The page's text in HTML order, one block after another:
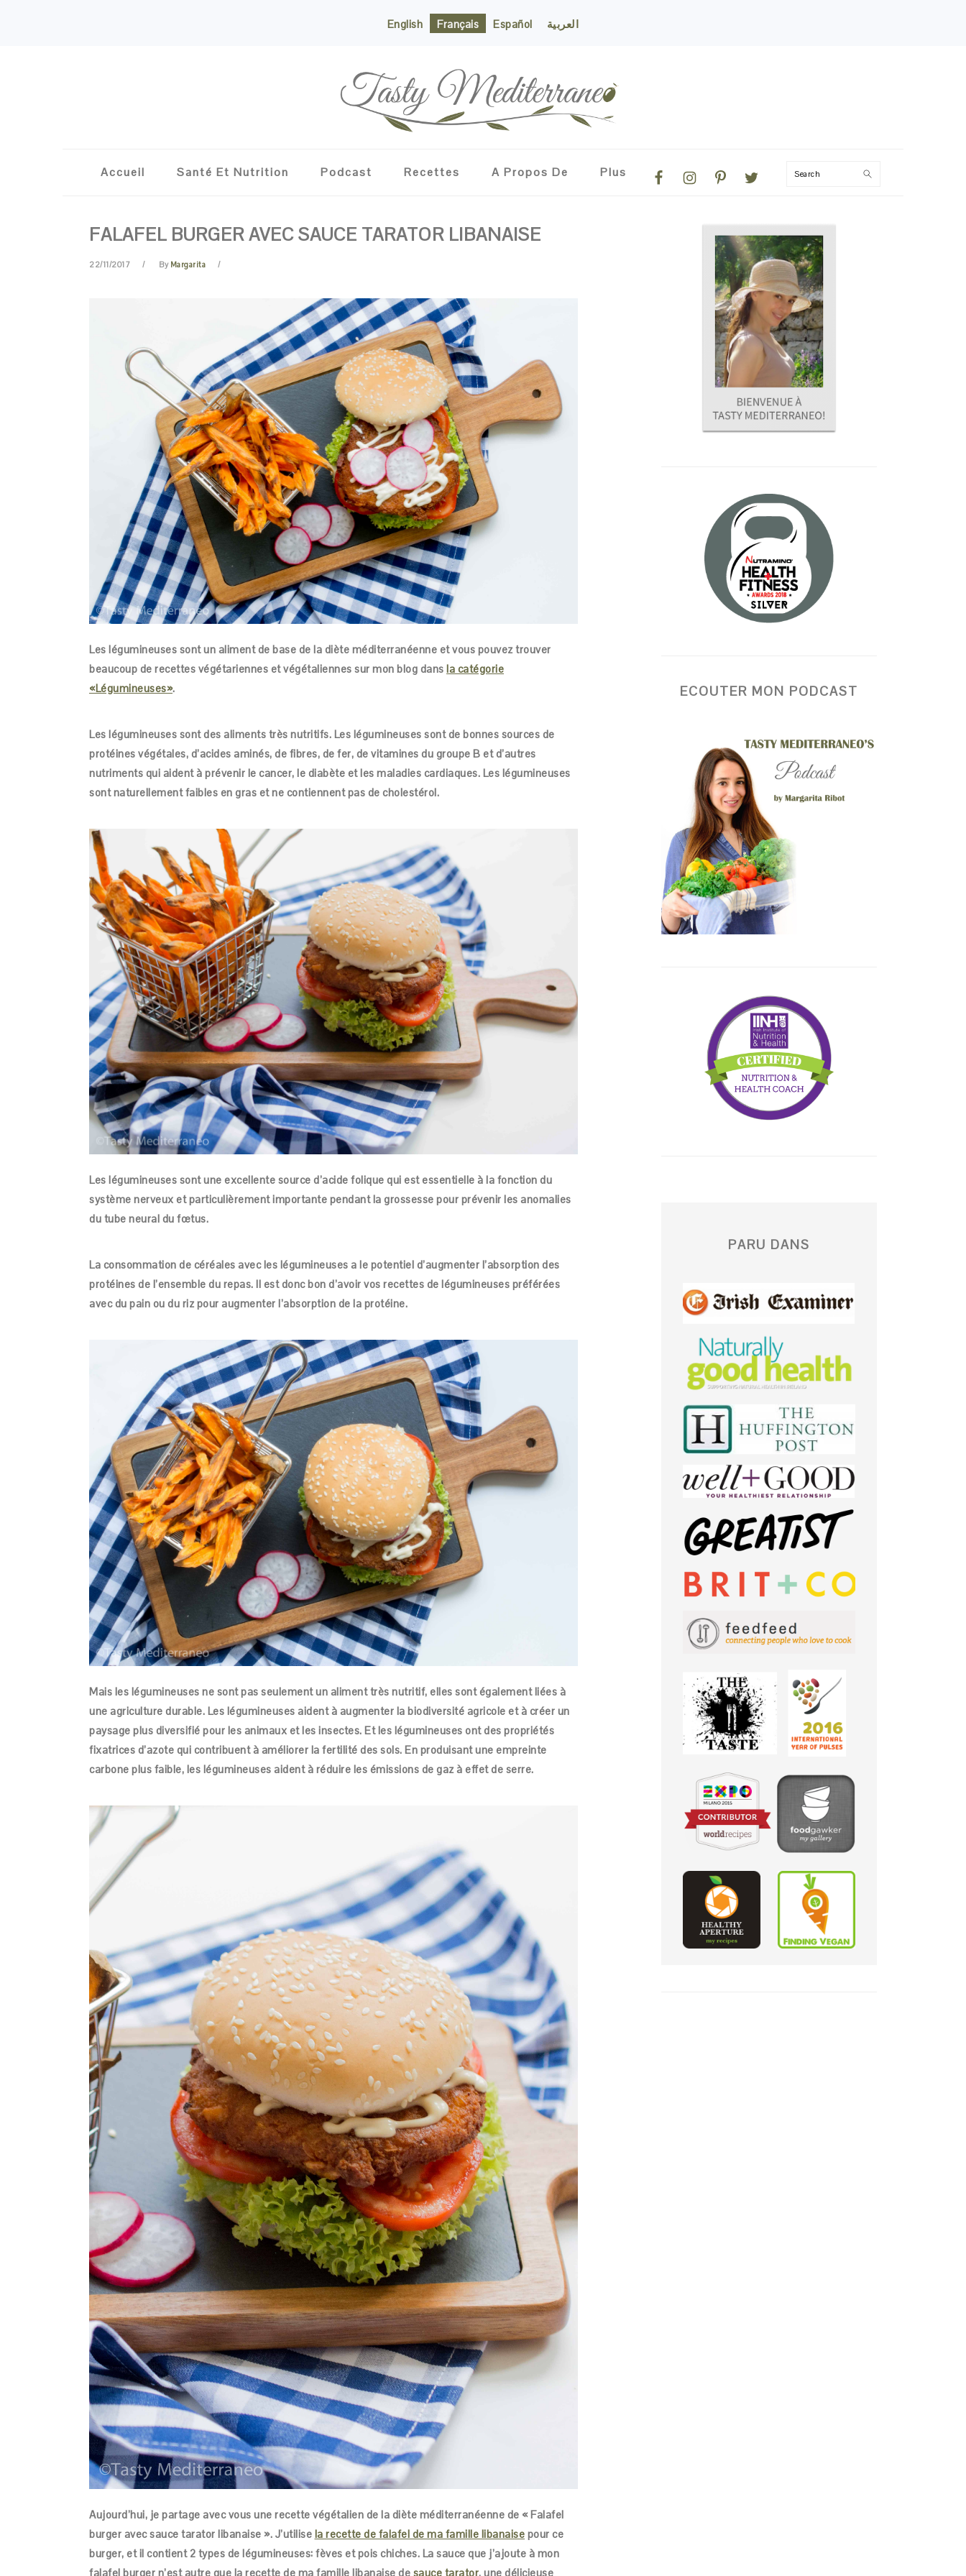
English Français Español العربية
Accueil Santé Et Nutrition Podcast Recettes A Propos De Plus
NAVIGATION
MENU:
Search
FALAFEL BURGER AVEC SAUCE TARATOR LIBANAISE
22/11/2017 By Margarita
Les légumineuses sont un aliment de base de la diète méditerranéenne et vous pouvez trouver
beaucoup de recettes végétariennes et végétaliennes sur mon blog dans la catégorie
«Légumineuses».
Les légumineuses sont des aliments très nutritifs. Les légumineuses sont de bonnes sources de
protéines végétales, d’acides aminés, de fibres, de fer, de vitamines du groupe B et d’autres
nutriments qui aident à prévenir le cancer, le diabète et les maladies cardiaques. Les légumineuses
sont naturellement faibles en gras et ne contiennent pas de cholestérol.
Les légumineuses sont une excellente source d’acide folique qui est essentielle à la fonction du
système nerveux et particulièrement importante pendant la grossesse pour prévenir les anomalies
du tube neural du fœtus.
La consommation de céréales avec les légumineuses a le potentiel d’augmenter l’absorption des
protéines de l’ensemble du repas. Il est donc bon d’avoir vos recettes de légumineuses préférées
avec du pain ou du riz pour augmenter l’absorption de la protéine.
Mais les légumineuses ne sont pas seulement un aliment très nutritif, elles sont également liées à
une agriculture durable. Les légumineuses aident à augmenter la biodiversité agricole et à créer un
paysage plus diversifié pour les animaux et les insectes. Et les légumineuses ont des propriétés
fixatrices d’azote qui contribuent à améliorer la fertilité des sols. En produisant une empreinte
carbone plus faible, les légumineuses aident à réduire les émissions de gaz à effet de serre.
Aujourd’hui, je partage avec vous une recette végétalien de la diète méditerranéenne de « Falafel
burger avec sauce tarator libanaise ». J’utilise la recette de falafel de ma famille libanaise pour ce
burger, et il contient 2 types de légumineuses: fèves et pois chiches. La sauce que j’ajoute à mon
falafel burger n’est autre que la recette de ma famille libanaise de sauce tarator, une délicieuse
PRIMARY
SIDEBAR
ECOUTER MON PODCAST
PARU DANS